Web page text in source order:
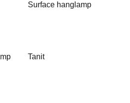
Surface hanglamp
Tanit